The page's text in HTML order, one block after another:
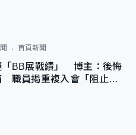
首頁新聞
「BB展戰績」 博主：後悔
職員揭重複入會「阻止唔